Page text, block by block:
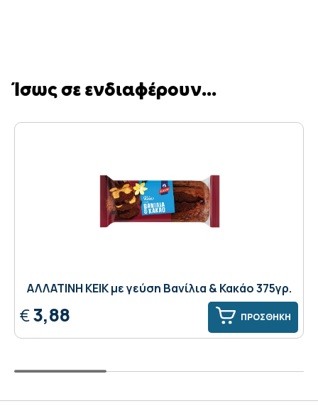
Ίσως σε ενδιαφέρουν...
ΑΛΛΑΤΙΝΗ ΚΕΙΚ με γεύση Βανίλια & Κακάο 375γρ.
€3,88 ΠΡΟΣΘΗΚΗ